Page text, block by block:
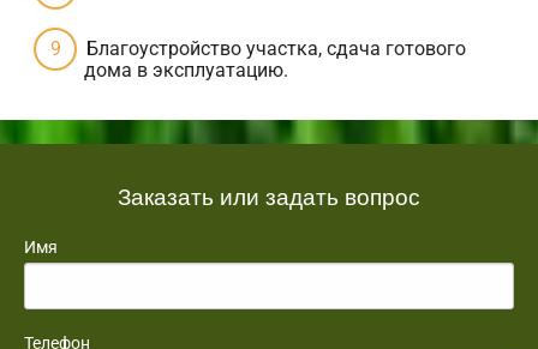
Благоустройство участка, сдача готового
дома в эксплуатацию.
Заказать или задать вопрос
Имя
Телефон